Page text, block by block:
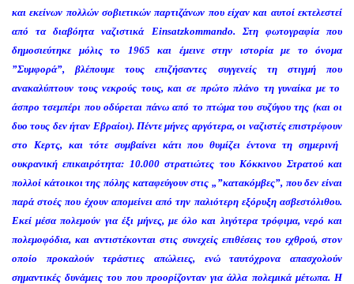
καιεκείνων πολλών σοβιετικών παρτιζάνων που είχαν και αυτοί εκτελεστεί
από τα διαβόηταναζιστικά Einsatzkommando. Στη φωτογραφία που
δημοσιεύτηκε μόλις το 1965 και
έμεινε στην ιστορία με το όνομα
”Συμφορά”, βλέπουμε τους επιζήσαντες συγγενείς τη στιγμή που
ανακαλύπτουν τους νεκρούς τους,και σε πρώτο πλάνο τη γυναίκα με το
άσπρο τσεμπέρι πουοδύρεται πάνω από το πτώμα του συζύγου της (και οι
δυο τους δεν ήταν Εβραίοι). Πέντε μήνες αργότερα, οι ναζιστές επιστρέφουν
στο Κερτς, και τότε συμβαίνει κάτι που θυμίζει έντονα τη σημερινή
ουκρανική επικαιρότητα: 10.000 στρατιώτες του Κόκκινου Στρατού και
πολλοί κάτοικοι της πόλης καταφεύγουν στις „”κατακόμβες”, που δεν είναι
παρά στοές που έχουν απομείνει από την παλιότερη εξόρυξη ασβεστόλιθου.
Εκεί μέσαπολεμούν για έξι μήνες,με όλο και λιγότερα τρόφιμα, νερό και
πολεμοφόδια, και αντιστέκονταιστις συνεχείς επιθέσειςτου εχθρού, στον
οποίο προκαλούν τεράστιες απώλειες, ενώ ταυτόχρονα απασχολούν
σημαντικές δυνάμεις του που προορίζονταν για άλλα πολεμικά μέτωπα. Η